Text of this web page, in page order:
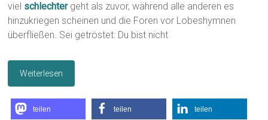
viel schlechter geht als zuvor, während alle anderen es
hinzukriegen scheinen und die Foren vor Lobeshymnen
überfließen. Sei getröstet: Du bist nicht
Weiterlesen
teilen teilen teilen